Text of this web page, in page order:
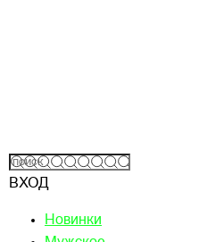
ВХОД
Новинки